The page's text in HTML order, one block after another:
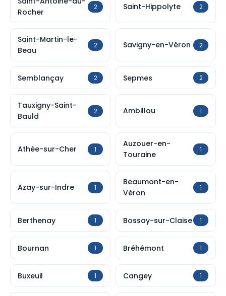
Rocher
2 Saint-Hippolyte 2
Saint-Martin-le-
Beau
2 Savigny-en-Véron 2
Semblançay 2 Sepmes 2
Tauxigny-Saint-
Bauld
2 Ambillou 1
Athée-sur-Cher 1
Auzouer-en-
Touraine
1
Azay-sur-Indre 1
Beaumont-en-
Véron
1
Berthenay 1 Bossay-sur-Claise 1
Bournan 1 Bréhémont 1
Buxeuil 1 Cangey 1